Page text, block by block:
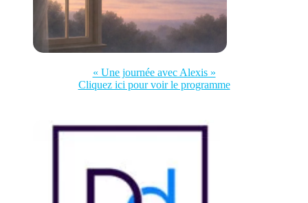
« Une journée avec Alexis »
Cliquez ici pour voir le programme